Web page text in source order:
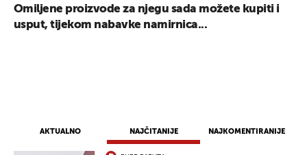
AKTUALNO NAJČITANIJE NAJKOMENTIRANIJE
Omiljene proizvode za njegu sada možete kupiti i
usput, tijekom nabavke namirnica...